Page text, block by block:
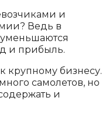
и
Ведь в
и прибыль.
крупному бизнесу.
самолетов, но
и